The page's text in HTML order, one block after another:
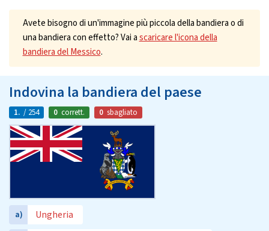
Avete bisogno di un'immagine più piccola della bandiera o di
una bandiera con effetto? Vai ascaricare l'icona della
bandiera del Messico.
Indovina la bandiera del paese
1. / 254 0 corrett. 0 sbagliato
a) Ungheria